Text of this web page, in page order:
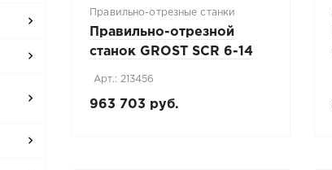
Правильно-отрезные станки
Правильно-отрезной
станок GROST SCR 6-14
Арт.: 213456
963 703 руб.